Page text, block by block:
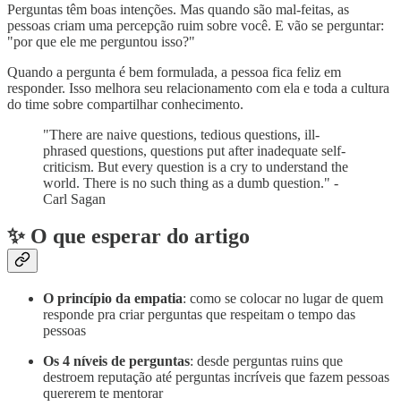
Perguntas têm boas intenções. Mas quando são mal-feitas, as
pessoas criam uma percepção ruim sobre você. E vão se perguntar:
"por que ele me perguntou isso?"
Quando a pergunta é bem formulada, a pessoa fica feliz em
responder. Isso melhora seu relacionamento com ela e toda a cultura
do time sobre compartilhar conhecimento.
"There are naive questions, tedious questions, ill-
phrased questions, questions put after inadequate self-
criticism. But every question is a cry to understand the
world. There is no such thing as a dumb question." -
Carl Sagan
✨ O que esperar do artigo
O princípio da empatia: como se colocar no lugar de quem
responde pra criar perguntas que respeitam o tempo das
pessoas
Os 4 níveis de perguntas: desde perguntas ruins que
destroem reputação até perguntas incríveis que fazem pessoas
quererem te mentorar